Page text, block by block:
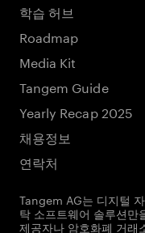
학습 허브
Roadmap
Media Kit
Tangem Guide
Yearly Recap 2025
채용정보
연락처
Tangem AG는 디지털
탁 소프트웨어 솔루션
제공자나 암호화폐 거